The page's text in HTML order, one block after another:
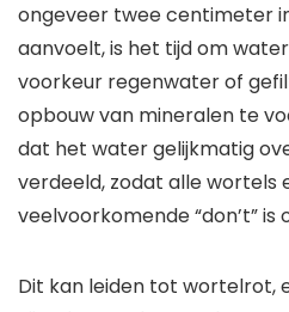
ongeveer twee centimeter
aanvoelt, is het tijd om
voorkeur regenwater of
opbouw van mineralen te
dat het water gelijkmatig
verdeeld, zodat alle wortels
veelvoorkomende “don’t”
Dit kan leiden tot wortelrot,